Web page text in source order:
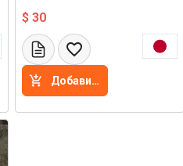
$ 30
Добавить в корзину